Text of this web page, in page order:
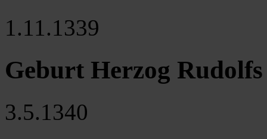
1.11.1339
Geburt Herzog
3.5.1340